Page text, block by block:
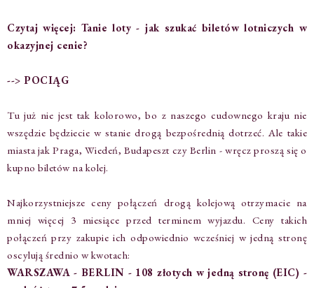
Czytaj więcej: Tanie loty - jak szukać biletów lotniczych w
okazyjnej cenie?
--> POCIĄG
Tu już nie jest tak kolorowo, bo z naszego cudownego kraju nie
wszędzie będziecie w stanie drogą bezpośrednią dotrzeć. Ale takie
miasta jak Praga, Wiedeń, Budapeszt czy Berlin - wręcz proszą się o
kupno biletów na kolej.
Najkorzystniejsze ceny połączeń drogą kolejową otrzymacie na
mniej więcej 3 miesiące przed terminem wyjazdu. Ceny takich
połączeń przy zakupie ich odpowiednio wcześniej w jedną stronę
oscylują średnio w kwotach:
WARSZAWA - BERLIN - 108 złotych w jedną stronę (EIC) -